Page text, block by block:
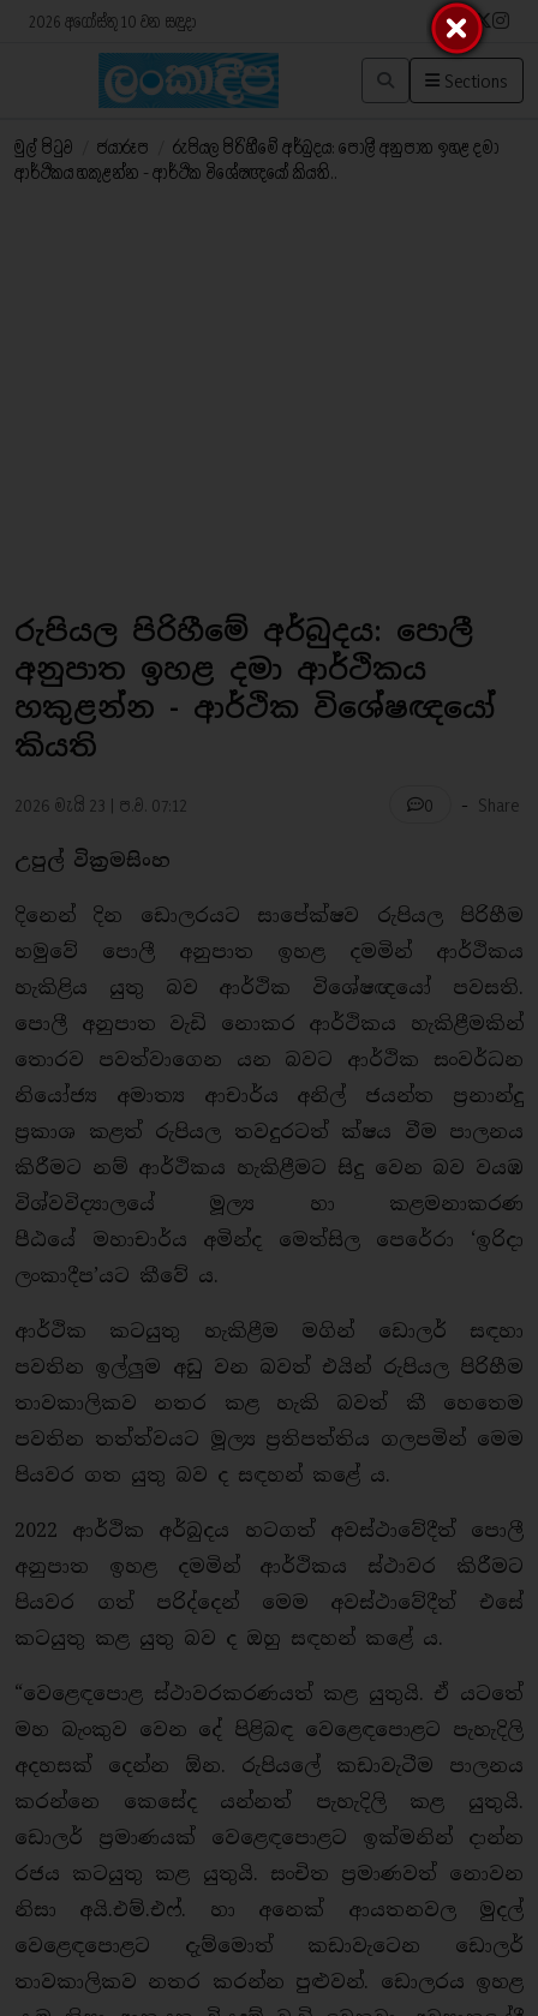
2026 අගෝස්තු 10 වන සඳුදා
Sections
මුල් පිටුව ජයාරූප
රුපියල පිරිහීමේ අර්බුදය: පොලී අනුපාත ඉහළ දමා
ආර්ථිකය හකුළන්න - ආර්ථික විශේෂඥයෝ කියති..
රුපියල පිරිහීමේ අර්බුදය: පොලී
අනුපාත ඉහළ දමා ආර්ථිකය
හකුළන්න - ආර්ථික විශේෂඥයෝ
කියති
2026 මැයි 23 | ප.ව. 07:12 0 - Share
උපුල් වික්‍රමසිංහ
දිනෙන් දින ඩොලරයට සාපේක්ෂව රුපියල පිරිහීම
හමුවේ පොලී අනුපාත ඉහළ දමමින් ආර්ථිකය
හැකිළිය යුතු බව ආර්ථික විශේෂඥයෝ පවසති.
පොලී අනුපාත වැඩි නොකර ආර්ථිකය හැකිළීමකින්
තොරව පවත්වාගෙන යන බවට ආර්ථික සංවර්ධන
නියෝජ්‍ය අමාත්‍ය ආචාර්ය අනිල් ජයන්ත ප්‍රනාන්දු
ප්‍රකාශ කළත් රුපියල තවදුරටත් ක්ෂය වීම පාලනය
කිරීමට නම් ආර්ථිකය හැකිළීමට සිදු වෙන බව වයඹ
විශ්වවිද්‍යාලයේ මූල්‍ය හා කළමනාකරණ
පීඨයේ මහාචාර්ය අමින්ද මෙත්සිල පෙරේරා ‘ඉරිදා
ලංකාදීප’යට කීවේ ය.
ආර්ථික කටයුතු හැකිළීම මගින් ඩොලර් සඳහා
පවතින ඉල්ලුම අඩු වන බවත් එයින් රුපියල පිරිහීම
තාවකාලිකව නතර කළ හැකි බවත් කී හෙතෙම
පවතින තත්ත්වයට මූල්‍ය ප්‍රතිපත්තිය ගලපමින් මෙම
පියවර ගත යුතු බව ද සඳහන් කළේ ය.
2022 ආර්ථික අර්බුදය හටගත් අවස්ථාවේදීත් පොලී
අනුපාත ඉහළ දමමින් ආර්ථිකය ස්ථාවර කිරීමට
පියවර ගත් පරිද්දෙන් මෙම අවස්ථාවේදීත් එසේ
කටයුතු කළ යුතු බව ද ඔහු සඳහන් කළේ ය.
“වෙළෙඳපොළ ස්ථාවරකරණයත් කළ යුතුයි. ඒ යටතේ
මහ බැංකුව වෙන දේ පිළිබඳ වෙළෙඳපොළට පැහැදිලි
අදහසක් දෙන්න ඕන. රුපියලේ කඩාවැටීම පාලනය
කරන්නෙ කෙසේද යන්නත් පැහැදිලි කළ යුතුයි.
ඩොලර් ප්‍රමාණයක් වෙළෙඳපොළට ඉක්මනින් දාන්න
රජය කටයුතු කළ යුතුයි. සංචිත ප්‍රමාණවත් නොවන
නිසා අයි.එම්.එෆ්. හා අනෙක් ආයතනවල මුදල්
වෙළෙඳපොළට දැම්මොත් කඩාවැටෙන ඩොලර්
තාවකාලිකව නතර කරන්න පුළුවන්. ඩොලරය ඉහළ